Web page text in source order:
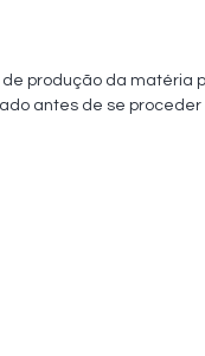
produção da matéria
antes de se